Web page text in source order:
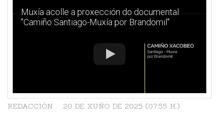
Muxía acolle a proxección do documental
"Camiño Santiago-Muxía por Brandomil"
20 DE XUÑO DE 2025 (07:55 H.)
REDACCIÓN